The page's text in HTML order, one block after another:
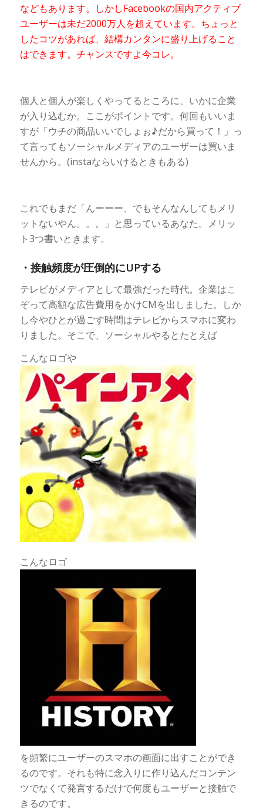
などもあります。しかしFacebookの国内アクティブ
ユーザーは未だ2000万人を超えています。ちょっと
したコツがあれば、結構カンタンに盛り上げること
はできます。チャンスですよ今コレ。
個人と個人が楽しくやってるところに、いかに企業
が入り込むか。ここがポイントです。何回もいいま
すが「ウチの商品いいでしょぉ♪だから買って！」っ
て言ってもソーシャルメディアのユーザーは買いま
せんから。(instaならいけるときもある)
これでもまだ「んーーー、でもそんなんしてもメリ
ットないやん。。。」と思っているあなた。メリッ
ト3つ書いときます。
・接触頻度が圧倒的にUPする
テレビがメディアとして最強だった時代。企業はこ
ぞって高額な広告費用をかけCMを出しました。しか
し今やひとが過ごす時間はテレビからスマホに変わ
りました。そこで、ソーシャルやるとたとえば
こんなロゴや
こんなロゴ
を頻繁にユーザーのスマホの画面に出すことができ
るのです。それも特に念入りに作り込んだコンテン
ツでなくて発言するだけで何度もユーザーと接触で
きるのです。